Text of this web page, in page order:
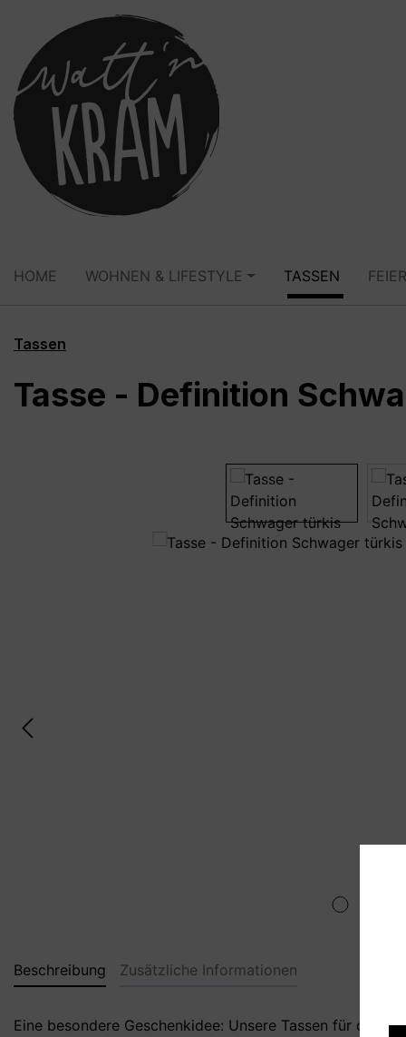
Zur Hauptnavigation springen
HOME WOHNEN & LIFESTYLE TASSEN
Tassen
Tasse - Definition
Beschreibung Zusätzliche Informationen
Eine besondere Geschenkidee: Unsere Tassen für